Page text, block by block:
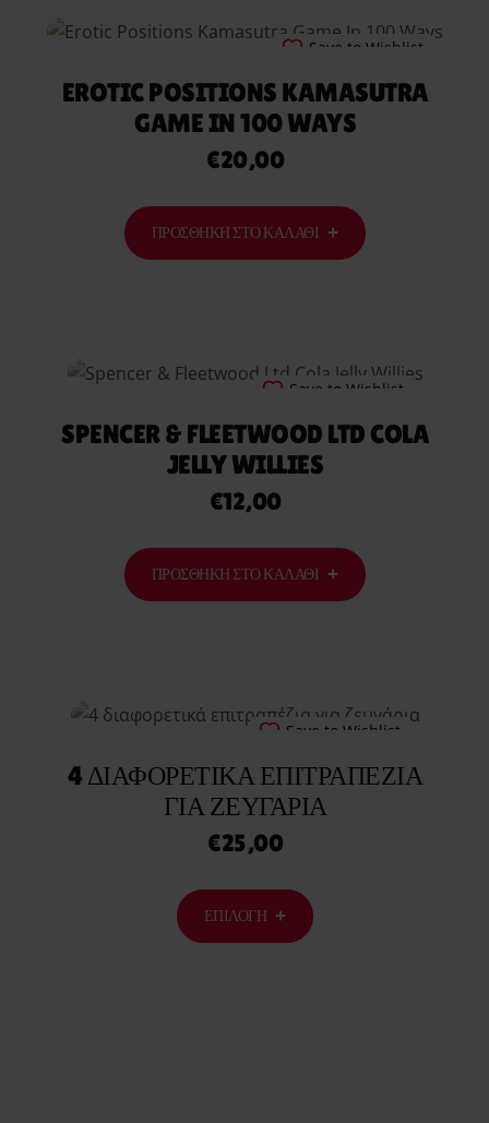
Save to Wishlist
EROTIC POSITIONS KAMASUTRA
GAME IN 100 WAYS
€20,00
ΠΡΟΣΘΉΚΗ ΣΤΟ ΚΑΛΆΘΙ
Save to Wishlist
SPENCER & FLEETWOOD LTD COLA
JELLY WILLIES
€12,00
ΠΡΟΣΘΉΚΗ ΣΤΟ ΚΑΛΆΘΙ
Save to Wishlist
4 ΔΙΑΦΟΡΕΤΙΚΆ ΕΠΙΤΡΑΠΈΖΙΑ
ΓΙΑ ΖΕΥΓΆΡΙΑ
€25,00
ΕΠΙΛΟΓΉ